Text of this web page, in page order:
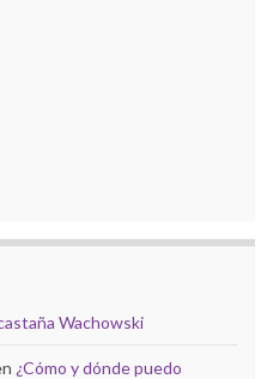
Wachowski
¿Cómo y dónde puedo